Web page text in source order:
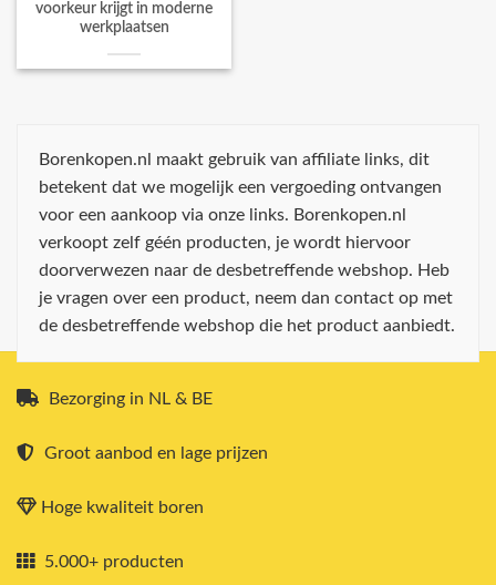
voorkeur krijgt in moderne
werkplaatsen
Borenkopen.nl maakt gebruik van affiliate links, dit
betekent dat we mogelijk een vergoeding ontvangen
voor een aankoop via onze links. Borenkopen.nl
verkoopt zelf géén producten, je wordt hiervoor
doorverwezen naar de desbetreffende webshop. Heb
je vragen over een product, neem dan contact op met
de desbetreffende webshop die het product aanbiedt.
Bezorging in NL & BE
Groot aanbod en lage prijzen
Hoge kwaliteit boren
5.000+ producten